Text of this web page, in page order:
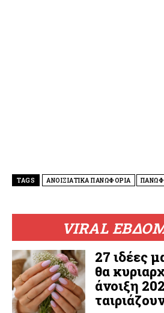
VIRAL
27 ιδέες
θα
άνοιξη
TAGS ΑΝΟΙΞΙΑΤΙΚΑ ΠΑΝΩΦΟΡΙΑ